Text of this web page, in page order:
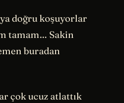
doğru koşuyorlar
tamam… Sakin
buradan
çok ucuz atlattık